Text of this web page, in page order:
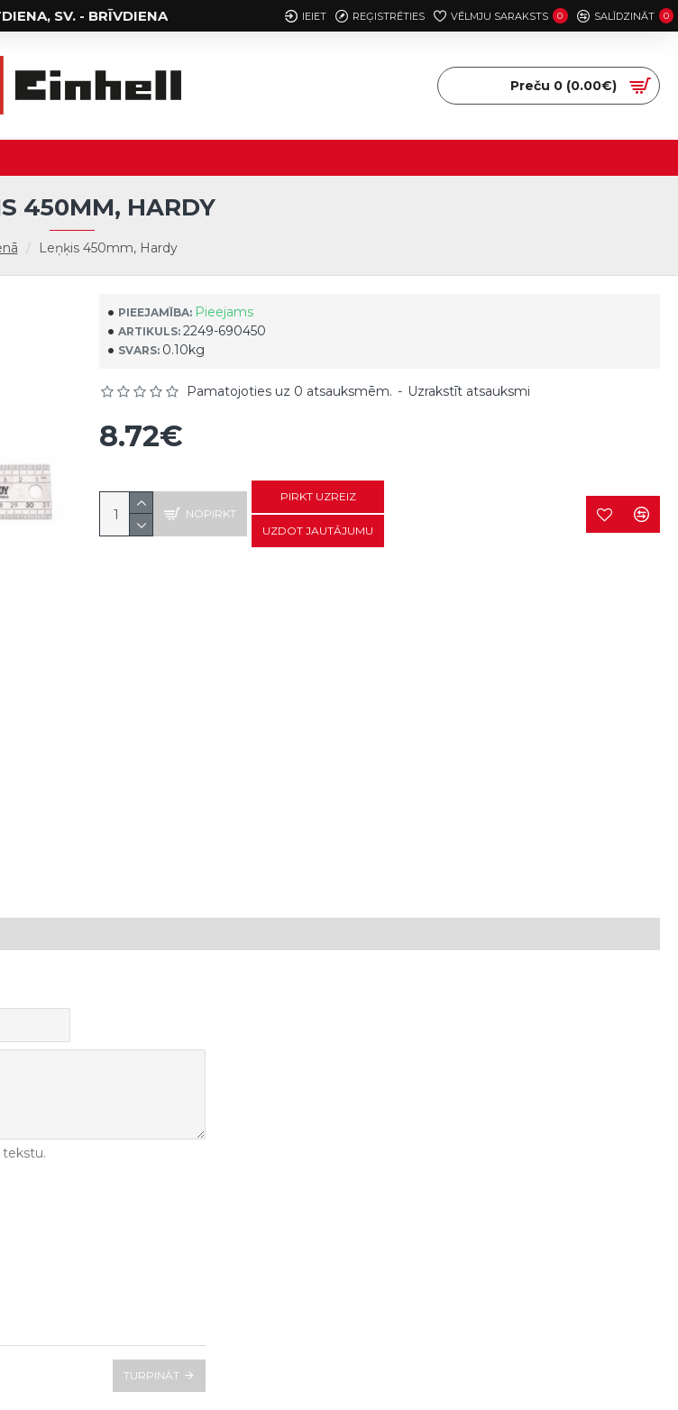
SV. - BRĪVDIENA IEIET REĢISTRĒTIES VĒLMJU SARAKSTS 0 SALĪDZINĀT 0
Preču 0 (0.00€)
Leņķis 450mm, Hardy
450MM, HARDY
PIEEJAMĪBA: Pieejams
ARTIKULS: 2249-690450
SVARS: 0.10kg
Pamatojoties uz 0 atsauksmēm. - Uzrakstīt atsauksmi
8.72€
NOPIRKT
PIRKT UZREIZ
UZDOT JAUTĀJUMU
TURPINĀT